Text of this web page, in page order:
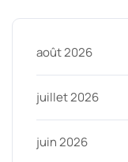
août 2026
juillet 2026
juin 2026